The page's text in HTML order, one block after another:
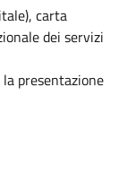
carta
dei servizi
presentazione